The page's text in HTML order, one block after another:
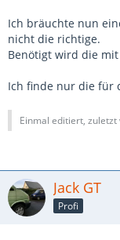
Ich bräuchte nun
nicht die richtige.
Benötigt wird die
Ich finde nur die für
Einmal editiert, zuletzt
Jack GT
Profi